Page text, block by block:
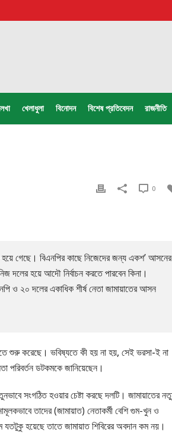
খেলাধুলা বিনোদন বিশেষ প্রতিবেদন রাজনীতি
0
গেছে। বিএনপির কাছে নিজেদের জন্য একশ’ আসনের
দলের হয়ে আদৌ নির্বাচন করতে পারবেন কিনা।
ও ২০ দলের একাধিক শীর্ষ নেতা জামায়াতের আসন
শুরু করেছে। ভবিষ্যতে কী হয় না হয়, সেই ভরসা-ই না
ডটকমকে জানিয়েছেন।
সংগঠিত হওয়ার চেষ্টা করছে দলটি। জামায়াতের
তাদের (জামায়াত) নেতাকর্মী বেশি গুম-খুন ও
হয়েছে তাতে জামায়াত শিবিরের অবদান কম নয়।